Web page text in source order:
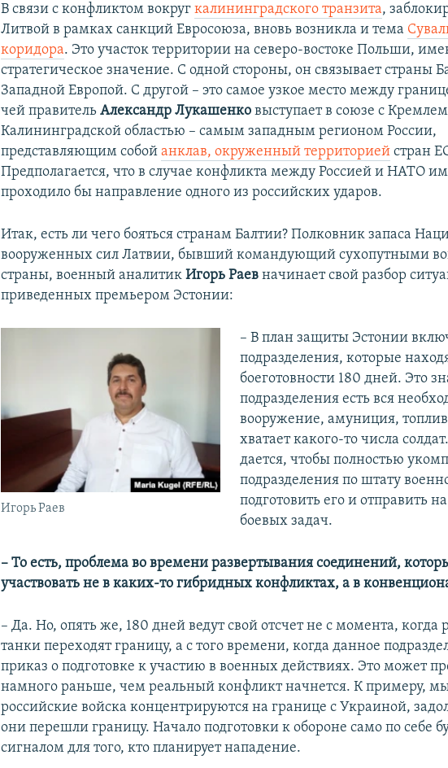
В связи с конфликтом вокругкалининградского транзита,
Литвой в рамках санкций Евросоюза, вновь возникла и тема
коридора. Это участок территории на северо-востоке Польши,
стратегическое значение. С одной стороны, он связывает страны
Западной Европой. С другой – это самое узкое место между
чей правительАлександр Лукашенко выступает в союзе с
Калининградской областью – самым западным регионом России,
представляющим собойанклав, окруженный территорией стран
Предполагается, что в случае конфликта между Россией и НАТО
проходило бы направление одного из российских ударов.
Итак, есть ли чего бояться странам Балтии? Полковник запаса
вооруженных сил Латвии, бывший командующий сухопутными
страны, военный аналитикИгорь Раевначинает свой разбор
приведенных премьером Эстонии:
Игорь Раев
– В план защиты Эстонии
подразделения, которые
боеготовности 180 дней. Это
подразделения есть вся
вооружение, амуниция,
хватает какого-то числа
дается, чтобы полностью
подразделения по штату
подготовить его и отправить
боевых задач.
– То есть, проблема во времени развертывания соединений,
участвовать не в каких-то гибридных конфликтах, а в
– Да. Но, опять же, 180 дней ведут свой отсчет не с момента, когда
танки переходят границу, а с того времени, когда данное
приказ о подготовке к участию в военных действиях. Это может
намного раньше, чем реальный конфликт начнется. К примеру,
российские войска концентрируются на границе с Украиной,
они перешли границу. Начало подготовки к обороне само по себе
сигналом для того, кто планирует нападение.